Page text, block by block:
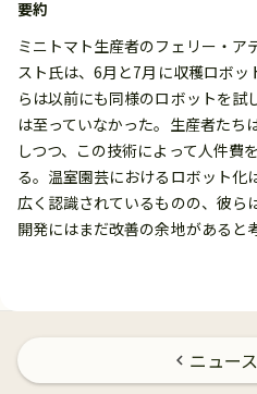
要約
ミニトマト生産者のフェリー・ア
スト氏は、6月と7月に収穫ロボ
らは以前にも同様のロボットを試
は至っていなかった。生産者たち
しつつ、この技術によって人件費
る。温室園芸におけるロボット化
広く認識されているものの、彼ら
開発にはまだ改善の余地があると
chevron_left ニュー